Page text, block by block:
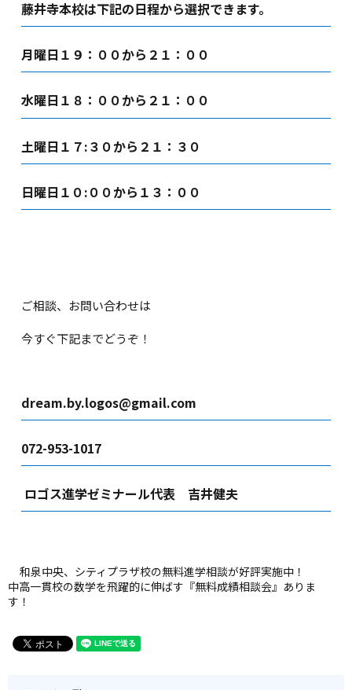
藤井寺本校は下記の日程から選択できます。
月曜日１９：００から２１：００
水曜日１８：００から２１：００
土曜日１７:３０から２１：３０
日曜日１０:００から１３：００
ご相談、お問い合わせは
今すぐ下記までどうぞ！
dream.by.logos@gmail.com
072-953-1017
ロゴス進学ゼミナール代表 吉井健夫
和泉中央、シティプラザ校の無料進学相談が好評実施中！
中高一貫校の数学を飛躍的に伸ばす『無料成績相談会』ありま
す！